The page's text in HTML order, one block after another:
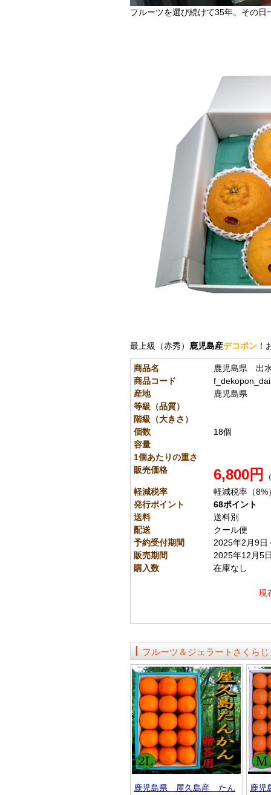
フルーツを選び続けて35年。その日
最上級（赤秀） 鹿児島産デコポン ！
商品名
鹿児島県 出
商品コード
産地
鹿児島県
等級（品質）
階級（大きさ）
個数
18個
容量
1個あたりの重さ
販売価格
6,800円
軽減税率
軽減税率（8%
発行ポイント
68ポイント
送料
送料別
配送
クール便
予約受付期間
2025年2月9日
販売期間
2025年12月5
購入数
在庫なし
現
フルーツ＆ジェラートさくら
鹿児島県 屋久島産 たん
鹿